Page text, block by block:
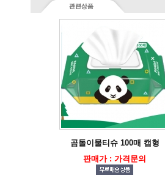
곰돌이물티슈 100매 캡형
판매가 : 가격문의